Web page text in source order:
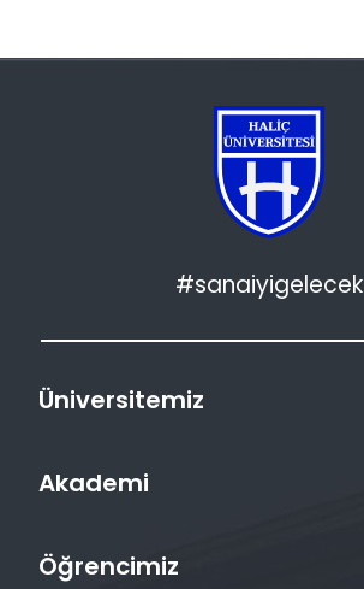
#sanaiyigelecek
Üniversitemiz
Akademi
Öğrencimiz